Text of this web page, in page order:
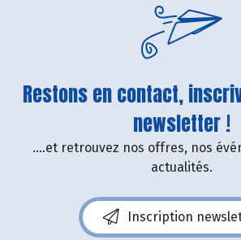
Restons en contact,
newsletter !
....et retrouvez nos offres, nos
actualités.
Inscription